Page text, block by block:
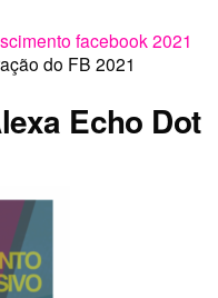
do FB 2021
Echo Dot